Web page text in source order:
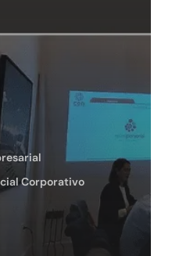
Corporativo